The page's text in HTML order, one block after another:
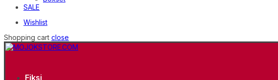
SALE
Wishlist
Shopping cart close
Fiksi